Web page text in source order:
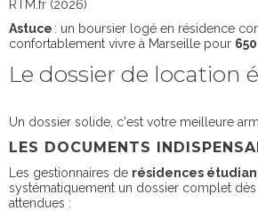
RTM.fr (2026)
Astuce : un boursier logé en résidence
confortablement vivre à Marseille pour
Le dossier de location
Un dossier solide, c'est votre meilleure
LES DOCUMENTS
Les gestionnaires de résidences
systématiquement un dossier complet
attendues :